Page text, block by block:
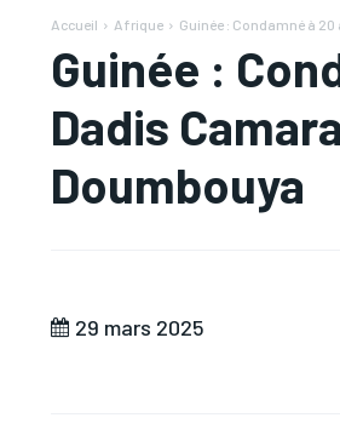
Accueil Afrique Guinée : Condamné à
Guinée :
Dadis
Doumbouya
29 mars 2025